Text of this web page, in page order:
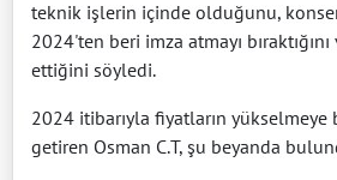
teknik işlerin içinde olduğunu,
2024'ten beri imza atmayı
ettiğini söyledi.
2024 itibarıyla fiyatların yükselmeye
getiren Osman C.T, şu beyanda